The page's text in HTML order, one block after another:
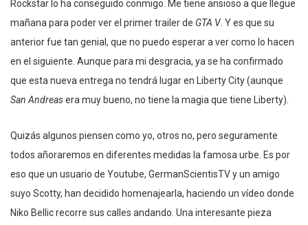
Rockstar lo ha conseguido conmigo. Me tiene ansioso a que llegue
mañana para poder ver el primer trailer de GTA V. Y es que su
anterior fue tan genial, que no puedo esperar a ver como lo hacen
en el siguiente. Aunque para mi desgracia, ya se ha confirmado
que esta nueva entrega no tendrá lugar en Liberty City (aunque
San Andreasera muy bueno, no tiene la magia que tiene Liberty).
Quizás algunos piensen como yo, otros no, pero seguramente
todos añoraremos en diferentes medidas la famosa urbe. Es por
eso que un usuario de Youtube, GermanScientisTV y un amigo
suyo Scotty, han decidido homenajearla, haciendo un vídeo donde
Niko Bellic recorre sus calles andando. Una interesante pieza